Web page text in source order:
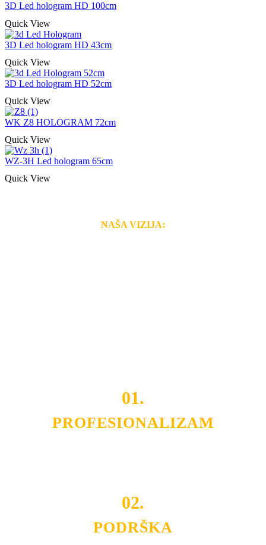
3D Led hologram HD 100cm
Quick View
3D Led hologram HD 43cm
Quick View
3D Led hologram HD 52cm
Quick View
WK Z8 HOLOGRAM 72cm
Quick View
WZ-3H Led hologram 65cm
Quick View
NAŠA VIZIJA:
01.
PROFESIONALIZAM
02.
PODRŠKA